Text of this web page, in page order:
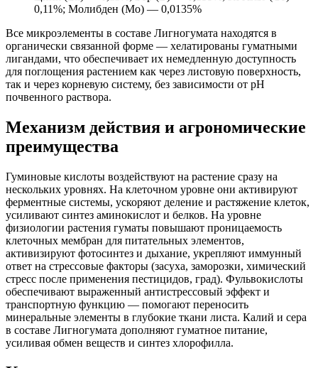
0,11%; Молибден (Mo) — 0,0135%
Все микроэлементы в составе Лигногумата находятся в
органически связанной форме — хелатированы гуматными
лигандами, что обеспечивает их немедленную доступность
для поглощения растением как через листовую поверхность,
так и через корневую систему, без зависимости от pH
почвенного раствора.
Механизм действия и агрономические
преимущества
Гуминовые кислоты воздействуют на растение сразу на
нескольких уровнях. На клеточном уровне они активируют
ферментные системы, ускоряют деление и растяжение клеток,
усиливают синтез аминокислот и белков. На уровне
физиологии растения гуматы повышают проницаемость
клеточных мембран для питательных элементов,
активизируют фотосинтез и дыхание, укрепляют иммунный
ответ на стрессовые факторы (засуха, заморозки, химический
стресс после применения пестицидов, град). Фульвокислоты
обеспечивают выраженный антистрессовый эффект и
транспортную функцию — помогают переносить
минеральные элементы в глубокие ткани листа. Калий и сера
в составе Лигногумата дополняют гуматное питание,
усиливая обмен веществ и синтез хлорофилла.